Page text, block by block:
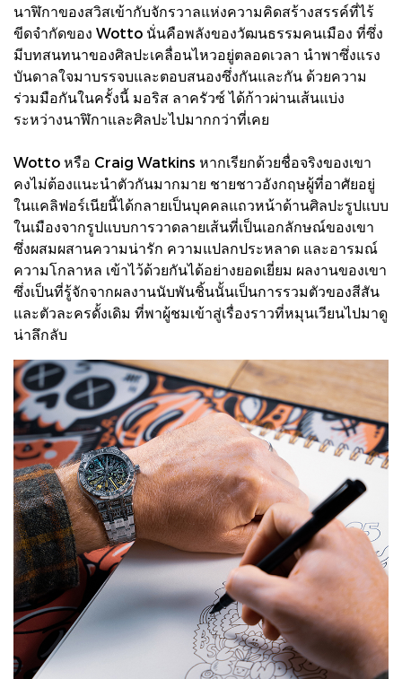
นาฬิกาของสวิสเข้ากับจักรวาลแห่งความคิดสร้างสรรค์ที่ไร้
ขีดจำกัดของ Wotto นั่นคือพลังของวัฒนธรรมคนเมือง ที่ซึ่ง
มีบทสนทนาของศิลปะเคลื่อนไหวอยู่ตลอดเวลา นำพาซึ่งแรง
บันดาลใจมาบรรจบและตอบสนองซึ่งกันและกัน ด้วยความ
ร่วมมือกันในครั้งนี้ มอริส ลาครัวซ์ ได้ก้าวผ่านเส้นแบ่ง
ระหว่างนาฬิกาและศิลปะไปมากกว่าที่เคย
Wotto หรือ Craig Watkins หากเรียกด้วยชื่อจริงของเขา
คงไม่ต้องแนะนำตัวกันมากมาย ชายชาวอังกฤษผู้ที่อาศัยอยู่
ในแคลิฟอร์เนียนี้ได้กลายเป็นบุคคลแถวหน้าด้านศิลปะรูปแบบ
ในเมืองจากรูปแบบการวาดลายเส้นที่เป็นเอกลักษณ์ของเขา
ซึ่งผสมผสานความน่ารัก ความแปลกประหลาด และอารมณ์
ความโกลาหล เข้าไว้ด้วยกันได้อย่างยอดเยี่ยม ผลงานของเขา
ซึ่งเป็นที่รู้จักจากผลงานนับพันชิ้นนั้นเป็นการรวมตัวของสีสัน
และตัวละครดั้งเดิม ที่พาผู้ชมเข้าสู่เรื่องราวที่หมุนเวียนไปมาดู
น่าลึกลับ